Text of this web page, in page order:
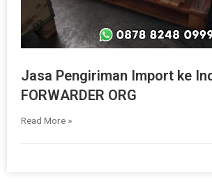
Jasa Pengiriman Import ke
FORWARDER ORG
Read More »